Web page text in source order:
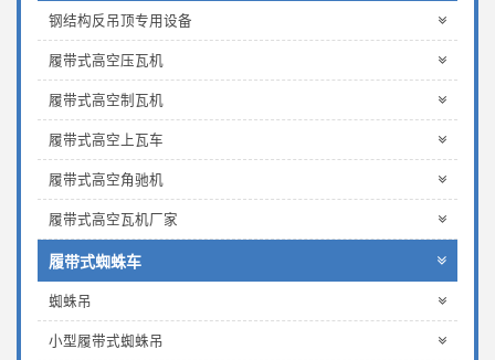
钢结构反吊顶专用设备
履带式高空压瓦机
履带式高空制瓦机
履带式高空上瓦车
履带式高空角驰机
履带式高空瓦机厂家
履带式蜘蛛车
蜘蛛吊
小型履带式蜘蛛吊